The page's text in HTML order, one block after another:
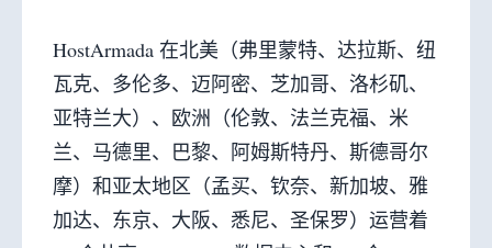
HostArmada 在北美（弗里蒙特、达拉斯、纽
瓦克、多伦多、迈阿密、芝加哥、洛杉矶、
亚特兰大）、欧洲（伦敦、法兰克福、米
兰、马德里、巴黎、阿姆斯特丹、斯德哥尔
摩）和亚太地区（孟买、钦奈、新加坡、雅
加达、东京、大阪、悉尼、圣保罗）运营着